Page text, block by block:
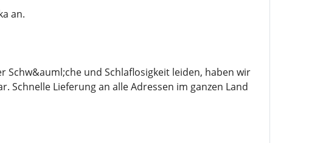
an.
und Schlaflosigkeit leiden, haben wir
Schnelle Lieferung an alle Adressen im ganzen Land